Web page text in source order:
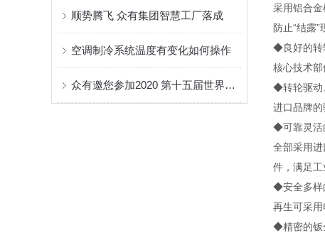
顺势腾飞 众有集团智慧工厂落成
空调制冷系统温度有变化如何操作
众有邀您参加2020 第十五届世界制药机械、包装设备与材料中国展
采用铝合
防止“结露”
◆良好的转
核心技术
◆转轮驱动
进口品牌
◆可靠灵活
全部采用
件，满足工
◆安全多样
再生可采
◆精密的钣